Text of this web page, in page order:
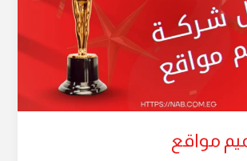
مواقع